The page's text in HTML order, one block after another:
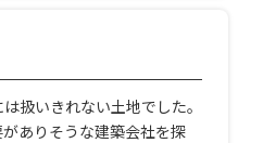
扱いきれない土地でした。
ありそうな建築会社を探